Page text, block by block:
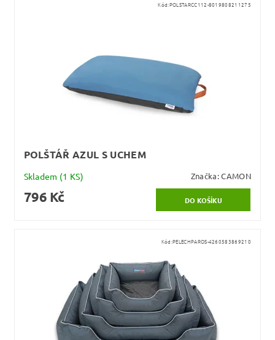
Kód:POLSTARCC112-8019808211275
POLŠTÁŘ AZUL S UCHEM
Skladem (1 KS) Značka:CAMON
796 Kč
Kód:PELECHPAROS-4260583869210